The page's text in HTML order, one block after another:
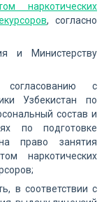
наркотических
, согласно
и Министерству
с
Узбекистан по
состав и
по подготовке
право занятия
наркотических
в соответствии с